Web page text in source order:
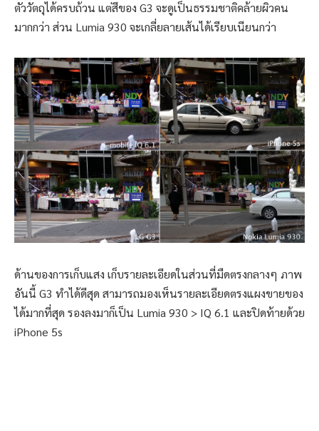
ตัววัตถุได้ครบถ้วน แต่สีของ G3 จะดูเป็นธรรมชาติคล้ายผิวคน
มากกว่า ส่วน Lumia 930 จะเกลี่ยลายเส้นได้เรียบเนียนกว่า
ด้านของการเก็บแสง เก็บรายละเอียดในส่วนที่มืดตรงกลางๆ ภาพ
อันนี้ G3 ทำได้ดีสุด สามารถมองเห็นรายละเอียดตรงแผงขายของ
ได้มากที่สุด รองลงมาก็เป็น Lumia 930 > IQ 6.1 และปิดท้ายด้วย
iPhone 5s